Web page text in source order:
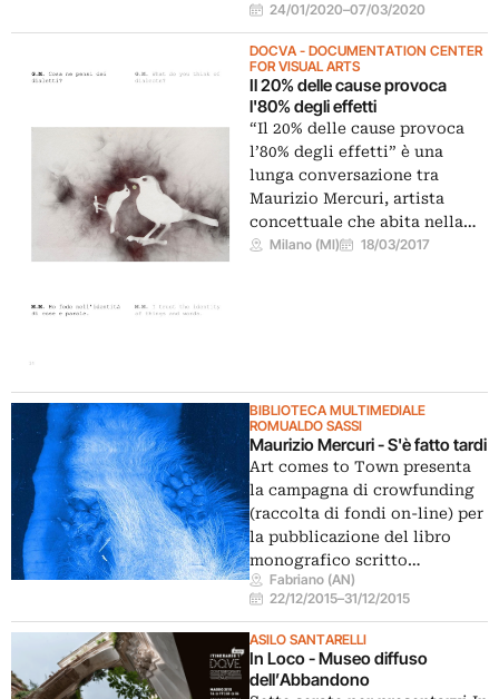
24/01/2020–07/03/2020
DOCVA - DOCUMENTATION CENTER
FOR VISUAL ARTS
Il 20% delle cause provoca
l'80% degli effetti
“Il 20% delle cause provoca
l’80% degli effetti” è una
lunga conversazione tra
Maurizio Mercuri, artista
concettuale che abita nella…
Milano (MI) 18/03/2017
BIBLIOTECA MULTIMEDIALE
ROMUALDO SASSI
Maurizio Mercuri - S'è fatto tardi
Art comes to Town presenta
la campagna di crowfunding
(raccolta di fondi on-line) per
la pubblicazione del libro
monografico scritto…
Fabriano (AN)
22/12/2015–31/12/2015
ASILO SANTARELLI
In Loco - Museo diffuso
dell’Abbandono